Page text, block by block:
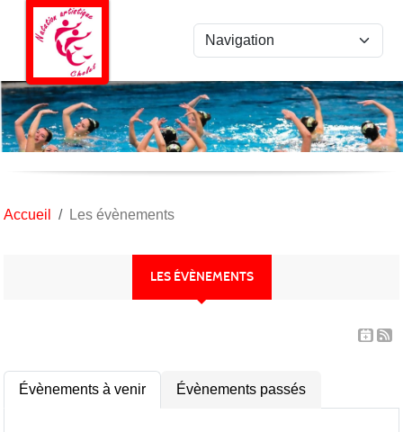
Accueil Les évènements
LES ÉVÈNEMENTS
Évènements à venir Évènements passés
Panneau de gestion des cookies